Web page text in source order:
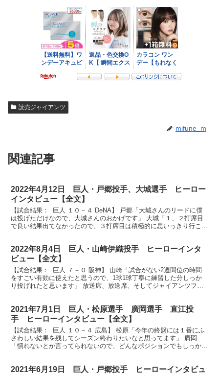
読売ジャイアンツ
mifune_m
関連記事
2022年4月12日 巨人・戸郷投手、大城選手 ヒーロー
インタビュー【全文】
【試合結果： 巨人 １０－４ DeNA】 戸郷「大城さんのリードに僕
は投げただけなので、大城さんのおかげです」 大城「１、２打席目
で良い結果出てなかったので、３打席目は積極的に思いっきり行こう
2022年8月4日 巨人・山崎伊織投手 ヒーローインタ
ビュー【全文】
【試合結果： 巨人 ７－０ 阪神】 山崎「試合がない2週間位の時間
をすごい有効に使えたと思うので、1球1球丁寧に練習した分しっか
り投げれたと思います」 放送席、放送席、そしてジャイアンツファ
2021年7月1日 巨人・松原選手 廣岡選手 直江投
手 ヒーローインタビュー【全文】
【試合結果： 巨人 １０－４ 広島】 松原「今年の終盤には１番にふ
さわしい結果を残してシーズン終わりたいなと思ってます」 廣岡
「慣れないとか言ってられないので、どんなポジションでもしっかり
2021年6月19日 巨人・戸郷投手 ヒーローインタビュ